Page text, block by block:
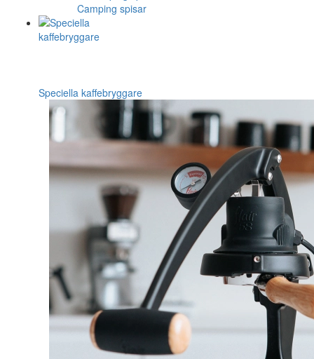
Camping spisar
Speciella kaffebryggare